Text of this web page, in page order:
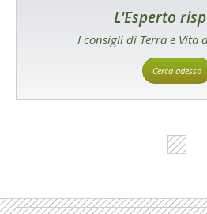
L'Esperto
I consigli di Terra e Vita
Cerca adesso